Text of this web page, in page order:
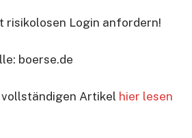
risikolosen Login anfordern!
boerse.de
vollständigen Artikel hier lesen